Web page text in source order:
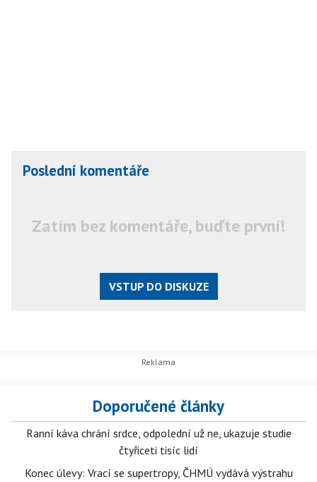
Poslední komentáře
Zatím bez komentáře, buďte první!
VSTUP DO DISKUZE
Doporučené články
Ranní káva chrání srdce, odpolední už ne, ukazuje studie
čtyřiceti tisíc lidí
Konec úlevy: Vrací se supertropy, ČHMÚ vydává výstrahu